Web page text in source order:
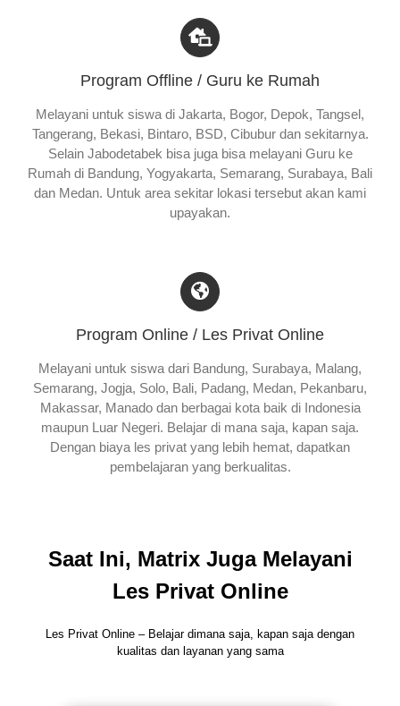
Program Offline / Guru ke Rumah
Melayani untuk siswa di Jakarta, Bogor, Depok, Tangsel,
Tangerang, Bekasi, Bintaro, BSD, Cibubur dan sekitarnya.
Selain Jabodetabek bisa juga bisa melayani Guru ke
Rumah di Bandung, Yogyakarta, Semarang, Surabaya, Bali
dan Medan. Untuk area sekitar lokasi tersebut akan kami
upayakan.
Program Online / Les Privat Online
Melayani untuk siswa dari Bandung, Surabaya, Malang,
Semarang, Jogja, Solo, Bali, Padang, Medan, Pekanbaru,
Makassar, Manado dan berbagai kota baik di Indonesia
maupun Luar Negeri. Belajar di mana saja, kapan saja.
Dengan biaya les privat yang lebih hemat, dapatkan
pembelajaran yang berkualitas.
Saat Ini, Matrix Juga Melayani
Les Privat Online
Les Privat Online – Belajar dimana saja, kapan saja dengan
kualitas dan layanan yang sama